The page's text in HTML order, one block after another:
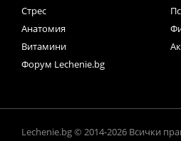
Стрес
Анатомия
Витамини
Форум Lechenie.bg
Lechenie.bg © 2014-2026 Всички